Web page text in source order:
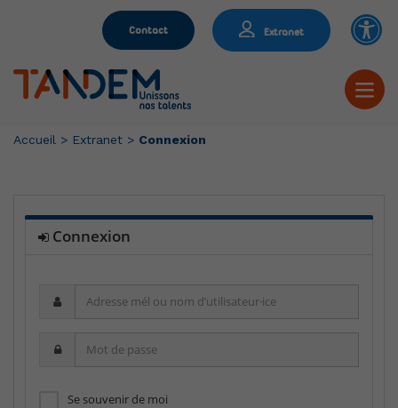
Contact Extranet
Accueil > Extranet > Connexion
Connexion
mél
nom
d’utilisateur·ice
Se souvenir de moi